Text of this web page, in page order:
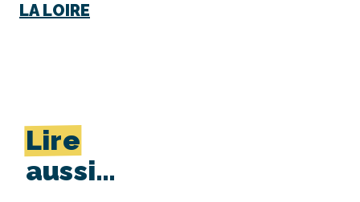
LA LOIRE
Lire
aussi…